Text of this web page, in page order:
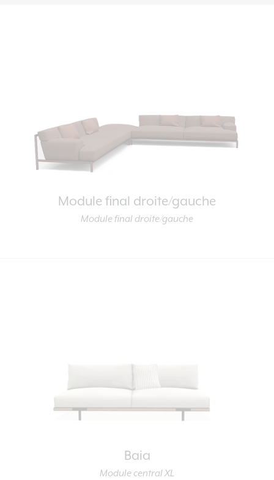
Module final droite/gauche
Module final droite/gauche
Baia
Module central XL